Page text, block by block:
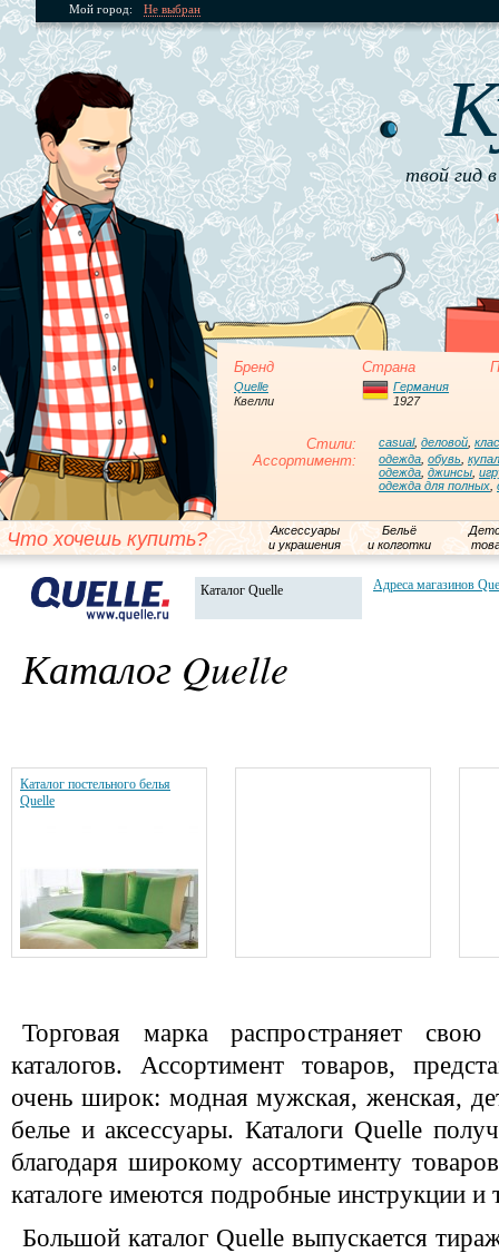
Мой город: Не выбран
твой гид
Бренд Страна
Quelle
Квелли
Германия
1927
Стили: casual, деловой
Ассортимент: одежда обувь
одежда джинсы
одежда для полных
Что хочешь купить?
Аксессуары
и украшения
Бельё
и колготки
Каталог Quelle Адреса магазинов
Каталог Quelle
Каталог постельного белья
Quelle
Торговая марка распространяет
каталогов. Ассортимент товаров,
очень широк: модная мужская, женская,
белье и аксессуары. Каталоги Quelle
благодаря широкому ассортименту
каталоге имеются подробные инструкции и
Большой каталог Quelle выпускается